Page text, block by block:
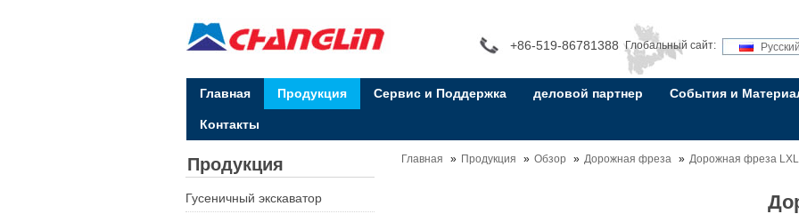
+86-519-86781388 Глобальный сайт: Русский
Главная Продукция Сервис и Поддержка деловой партнер События и
Контакты
Главная Продукция Обзор Дорожная фреза Дорожная фреза
Продукция
Гусеничный экскаватор